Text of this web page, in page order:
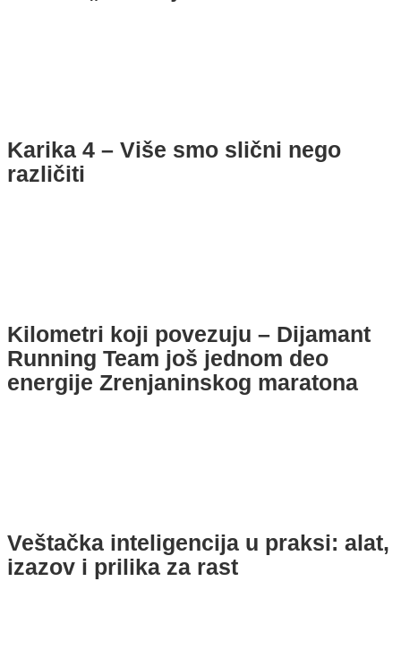
Karika 4 – Više smo slični nego
različiti
Kilometri koji povezuju – Dijamant
Running Team još jednom deo
energije Zrenjaninskog maratona
Veštačka inteligencija u praksi: alat,
izazov i prilika za rast